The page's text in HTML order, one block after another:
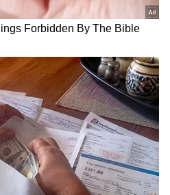
వహించిన ఈ సోషియో
మూమీ రిలీజ్ కు భారీగా
ఈవెంట్స్ కూడా భారీగా
యూఎస్ లో ముందుగానే రిలీజ్
ఆడియన్స్ ట్విట్టర్ లో
మరి ఈ సినిమా